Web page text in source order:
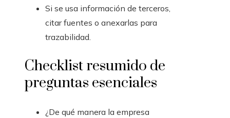
Si se usa información de terceros,
citar fuentes o anexarlas para
trazabilidad.
Checklist resumido de
preguntas esenciales
¿De qué manera la empresa